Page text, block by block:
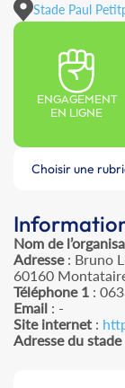
Stade Paul
ENGAGEMENT
EN LIGNE
Choisir une
Nom de
Adresse: Bruno
60160
Téléphone 1 :
Email : -
Site internet :
Adresse du stade